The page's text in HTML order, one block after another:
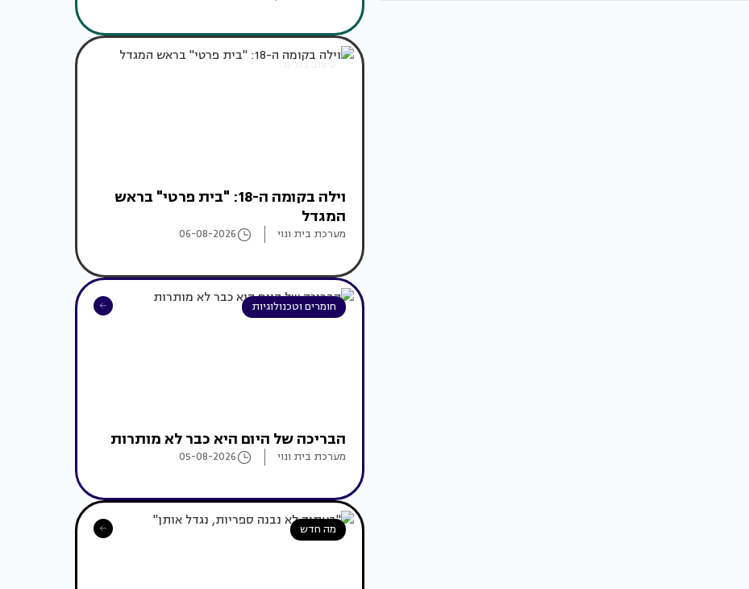
עיצוב בתים
וילה בקומה ה-18: "בית פרטי" בראש
המגדל
מערכת בית ונוי 06-08-2026
חומרים וטכנולוגיות
הבריכה של היום היא כבר לא מותרות
מערכת בית ונוי 05-08-2026
מה חדש